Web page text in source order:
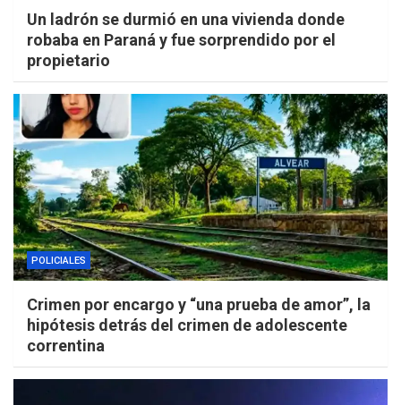
Un ladrón se durmió en una vivienda donde
robaba en Paraná y fue sorprendido por el
propietario
POLICIALES
Crimen por encargo y “una prueba de amor”, la
hipótesis detrás del crimen de adolescente
correntina